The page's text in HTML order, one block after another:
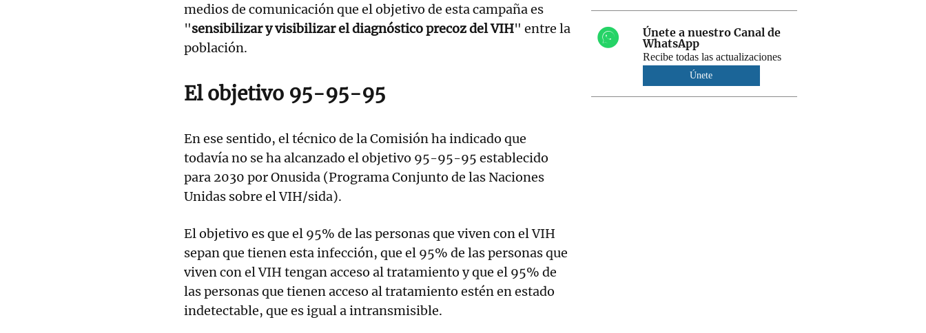
medios de comunicación que el objetivo de esta campaña es
"sensibilizar y visibilizar el diagnóstico precoz del VIH" entre la
población.
El objetivo 95-95-95
En ese sentido, el técnico de la Comisión ha indicado que
todavía no se ha alcanzado el objetivo 95-95-95 establecido
para 2030 por Onusida (Programa Conjunto de las Naciones
Unidas sobre el VIH/sida).
El objetivo es que el 95% de las personas que viven con el VIH
sepan que tienen esta infección, que el 95% de las personas que
viven con el VIH tengan acceso al tratamiento y que el 95% de
las personas que tienen acceso al tratamiento estén en estado
indetectable, que es igual a intransmisible.
Únete a nuestro Canal de
WhatsApp
Recibe todas las actualizaciones
Únete